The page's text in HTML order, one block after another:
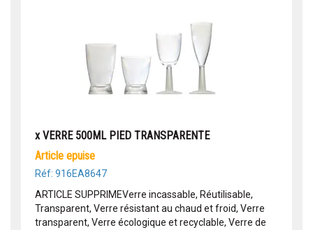
x VERRE 500ML PIED TRANSPARENTE
article epuise
Réf: 916EA8647
ARTICLE SUPPRIMEVerre incassable, Réutilisable,
Transparent, Verre résistant au chaud et froid, Verre
transparent, Verre écologique et recyclable, Verre de